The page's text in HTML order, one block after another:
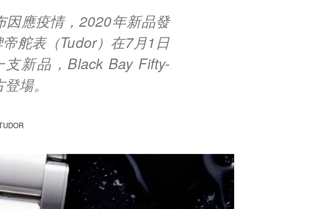
應疫情，2020年新品發
舵表（Tudor）在7月1日
新品，Black Bay Fifty-
場。